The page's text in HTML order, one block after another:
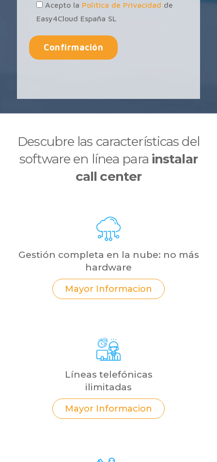
Acepto la Política de Privacidad de
Easy4Cloud España SL
Descubre las características del
software en línea para instalar
call center
Gestión completa en la nube: no más
hardware
Mayor Informacion
Líneas telefónicas
ilimitadas
Mayor Informacion